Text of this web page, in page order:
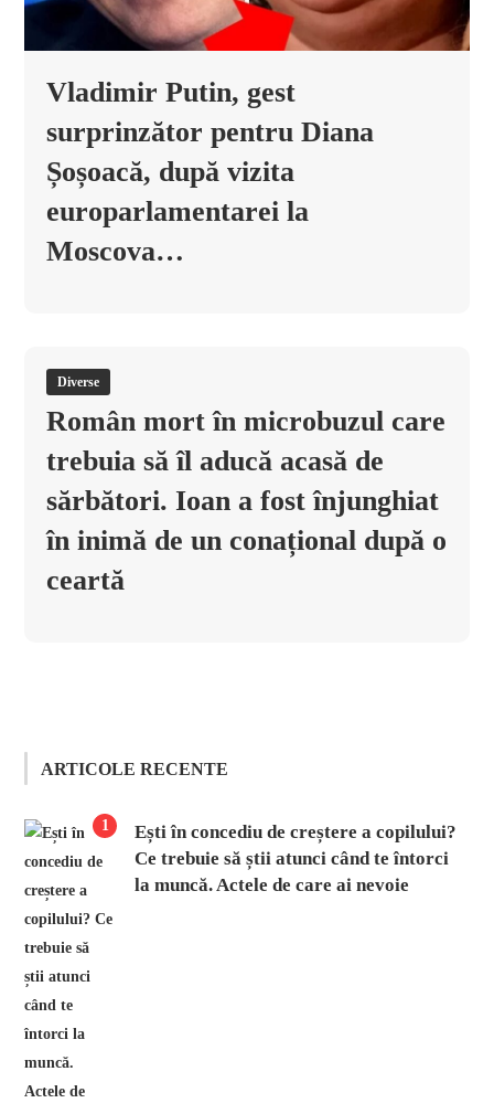
Vladimir Putin, gest
surprinzător pentru Diana
Șoșoacă, după vizita
europarlamentarei la
Moscova…
Diverse
Român mort în microbuzul care
trebuia să îl aducă acasă de
sărbători. Ioan a fost înjunghiat
în inimă de un conațional după o
ceartă
ARTICOLE RECENTE
1
Ești în concediu de creștere a copilului?
Ce trebuie să știi atunci când te întorci
la muncă. Actele de care ai nevoie